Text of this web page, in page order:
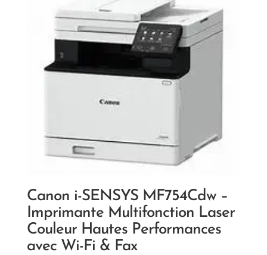
Canon i-SENSYS MF754Cdw –
Imprimante Multifonction Laser
Couleur Hautes Performances
avec Wi-Fi & Fax